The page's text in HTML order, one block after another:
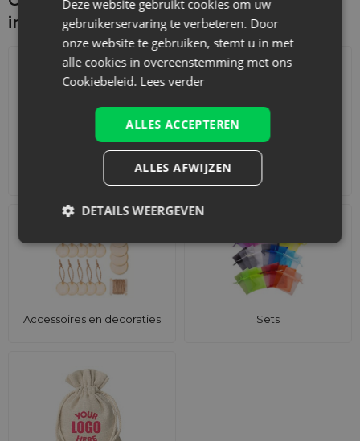
interesseren
Adventskalenders Katoenen zakjes
Accessoires en decoraties Sets
Deze website gebruikt cookies om uw
gebruikerservaring te verbeteren. Door
onze website te gebruiken, stemt u in met
alle cookies in overeenstemming met ons
Cookiebeleid. Lees verder
ALLES ACCEPTEREN
ALLES AFWIJZEN
DETAILS WEERGEVEN